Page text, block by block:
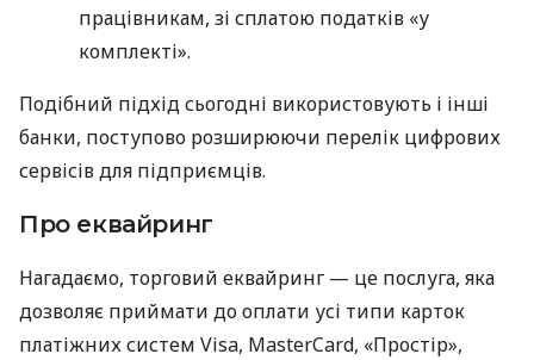
працівникам, зі сплатою податків «у
комплекті».
Подібний підхід сьогодні використовують і інші
банки, поступово розширюючи перелік цифрових
сервісів для підприємців.
Про еквайринг
Нагадаємо, торговий еквайринг — це послуга, яка
дозволяє приймати до оплати усі типи карток
платіжних систем Visa, MasterCard, «Простір»,